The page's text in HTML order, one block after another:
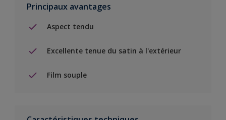
Principaux avantages
Aspect tendu
Excellente tenue du satin à l'extérieur
Film souple